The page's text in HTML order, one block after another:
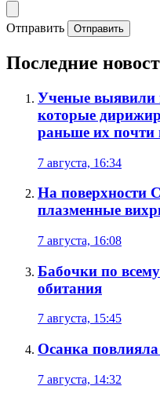
Отправить Отправить
Последние
Ученые выявили
которые
раньше их почти
7 августа, 16:34
На поверхности
плазменные
7 августа, 16:08
Бабочки по
обитания
7 августа, 15:45
Осанка повлияла
7 августа, 14:32